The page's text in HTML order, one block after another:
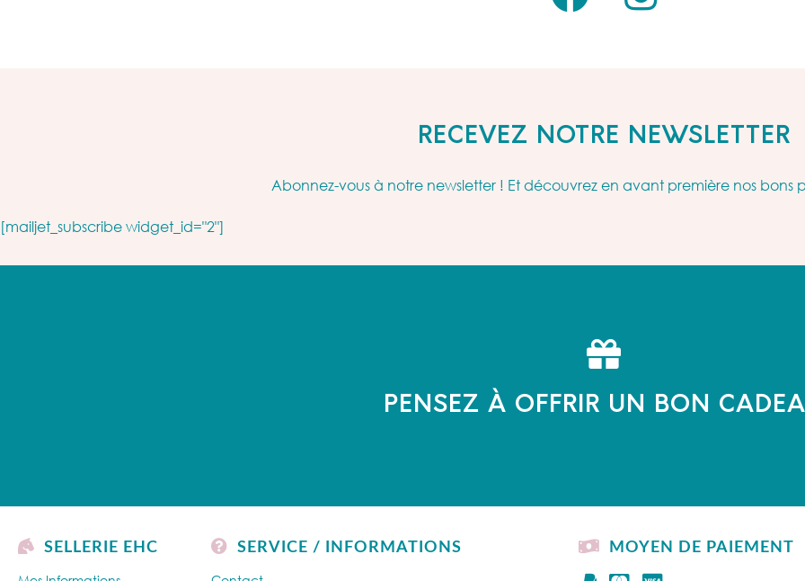
RECEVEZ NOTRE NEWSLETTER
Abonnez-vous à notre newsletter ! Et découvrez en avant première nos bons
[mailjet_subscribe widget_id="2"]
PENSEZ À OFFRIR UN BON
SELLERIE EHC SERVICE / INFORMATIONS MOYEN DE PAIEMENT